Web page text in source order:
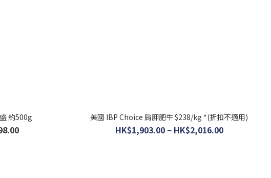
約500g 美國 IBP Choice 肩胛肥牛 $238/kg *(折扣不適用)
HK$1,903.00 ~ HK$2,016.00